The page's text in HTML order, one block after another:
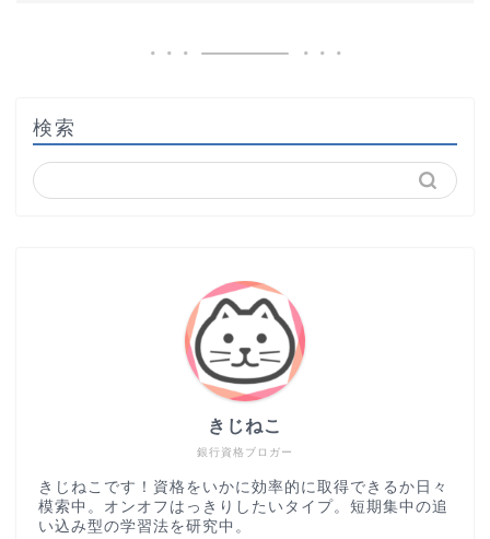
検索
銀行資格ブロガー
きじねこ
きじねこです！資格をいかに効率的に取得できるか日々
模索中。オンオフはっきりしたいタイプ。短期集中の追
い込み型の学習法を研究中。